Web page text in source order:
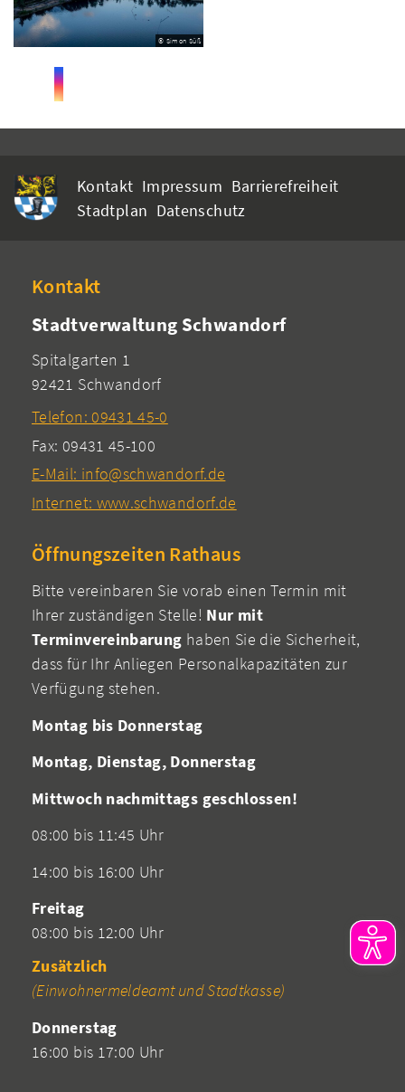
© Simon Süß
Kontakt Impressum Barrierefreiheit
Stadtplan Datenschutz
Kontakt
Stadtverwaltung Schwandorf
Spitalgarten 1
92421 Schwandorf
Telefon: 09431 45-0
Fax: 09431 45-100
E-Mail: info@schwandorf.de
Internet: www.schwandorf.de
Öffnungszeiten Rathaus
Bitte vereinbaren Sie vorab einen Termin mit
Ihrer zuständigen Stelle! Nur mit
Terminvereinbarung haben Sie die Sicherheit,
dass für Ihr Anliegen Personalkapazitäten zur
Verfügung stehen.
Montag bis Donnerstag
Montag, Dienstag, Donnerstag
Mittwoch nachmittags geschlossen!
08:00 bis 11:45 Uhr
14:00 bis 16:00 Uhr
Freitag
08:00 bis 12:00 Uhr
Zusätzlich
(Einwohnermeldeamt und Stadtkasse)
Donnerstag
16:00 bis 17:00 Uhr